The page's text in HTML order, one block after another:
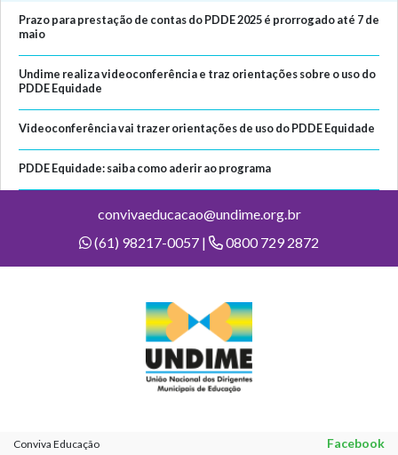
Prazo para prestação de contas do PDDE 2025 é prorrogado até 7 de
maio
Undime realiza videoconferência e traz orientações sobre o uso do
PDDE Equidade
Videoconferência vai trazer orientações de uso do PDDE Equidade
PDDE Equidade: saiba como aderir ao programa
convivaeducacao@undime.org.br
(61) 98217-0057 |
0800 729 2872
Conviva Educação Facebook